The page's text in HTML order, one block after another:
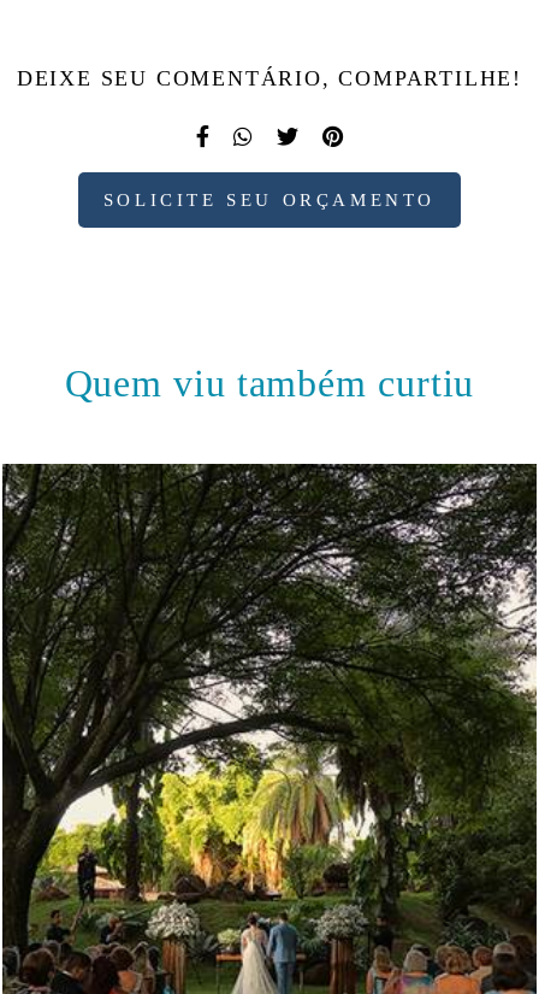
DEIXE SEU COMENTÁRIO, COMPARTILHE!
SOLICITE SEU ORÇAMENTO
Quem viu também curtiu
5112 29